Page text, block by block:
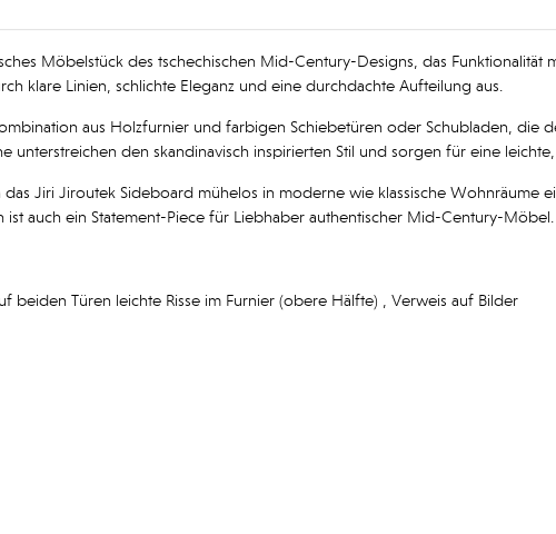
Möbelstück des tschechischen Mid-Century-Designs, das Funktionalität
klare Linien, schlichte Eleganz und eine durchdachte Aufteilung aus.
aus Holzfurnier und farbigen Schiebetüren oder Schubladen, die
unterstreichen den skandinavisch inspirierten Stil und sorgen für eine
Jiri Jiroutek Sideboard mühelos in moderne wie klassische Wohnräume
auch ein Statement-Piece für Liebhaber authentischer Mid-Century-Möbel.
beiden Türen leichte Risse im Furnier (obere Hälfte) , Verweis auf Bilder